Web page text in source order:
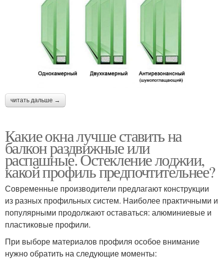
читать дальше →
Какие окна лучше ставить на
балкон раздвижные или
распашные. Остекление лоджии,
какой профиль предпочтительнее?
Современные производители предлагают конструкции
из разных профильных систем. Наиболее практичными и
популярными продолжают оставаться: алюминиевые и
пластиковые профили.
При выборе материалов профиля особое внимание
нужно обратить на следующие моменты: